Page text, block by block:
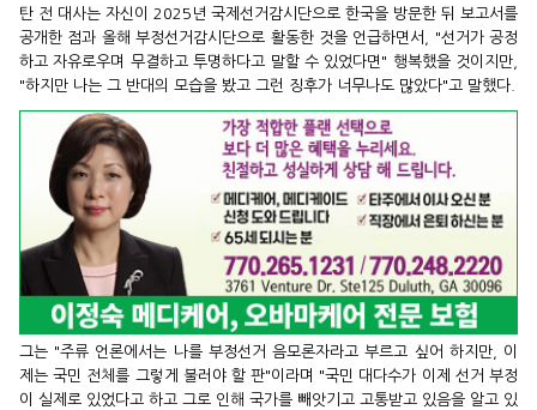
탄 전 대사는 자신이 2025년 국제선거감시단으로 한국을 방문한 뒤 보고서를
공개한 점과 올해 부정선거감시단으로 활동한 것을 언급하면서, "선거가 공정
하고 자유로우며 무결하고 투명하다고 말할 수 있었다면" 행복했을 것이지만,
"하지만 나는 그 반대의 모습을 봤고 그런 징후가 너무나도 많았다"고 말했다.
그는 "주류 언론에서는 나를 부정선거 음모론자라고 부르고 싶어 하지만, 이
제는 국민 전체를 그렇게 불러야 할 판"이라며 "국민 대다수가 이제 선거 부정
이 실제로 있었다고 하고 그로 인해 국가를 빼앗기고 고통받고 있음을 알고 있